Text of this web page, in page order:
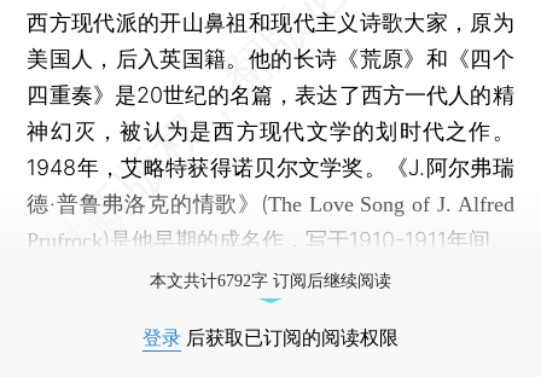
西方现代派的开山鼻祖和现代主义诗歌大家，原为
美国人，后入英国籍。他的长诗《荒原》和《四个
四重奏》是20世纪的名篇，表达了西方一代人的精
神幻灭，被认为是西方现代文学的划时代之作。
1948年，艾略特获得诺贝尔文学奖。《J.阿尔弗瑞
德·普鲁弗洛克的情歌》(The Love Song of J. Alfred
Prufrock)是他早期的成名作，写于1910-1911年间。
本文共计6792字 订阅后继续阅读
登录 后获取已订阅的阅读权限